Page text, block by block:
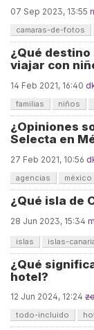
07 Sep 2023, 13:55
camaras-de-fotos
¿Qué
viajar con
14 Feb 2021, 16:40
familias niños
¿Opiniones
Selecta en
27 Feb 2021, 10:56
agencias méxico
¿Qué isla de
28 Jun 2023, 15:34
islas islas-
¿Qué
hotel?
12 Jun 2024, 12:24
todo-incluido